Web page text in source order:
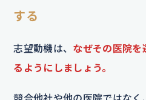
する
志望動機は、 なぜその医院を
るようにしましょう。